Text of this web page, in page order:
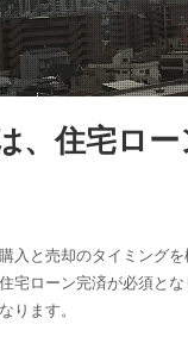
、住宅ロ
入と売却のタイミング
宅ローン完済が必須と
ります。